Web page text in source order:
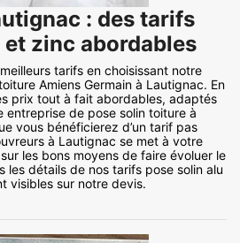
: des tarifs
zinc abordables
tarifs en choisissant notre
Amiens Germain à Lautignac. En
prix tout à fait abordables, adaptés
de pose solin toiture à
vous bénéficierez d’un tarif pas
à Lautignac se met à votre
les bons moyens de faire évoluer le
les détails de nos tarifs pose solin alu
visibles sur notre devis.